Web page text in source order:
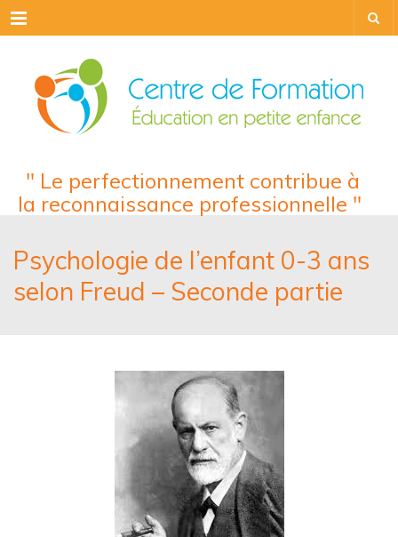
Menu
" Le perfectionnement contribue à
la reconnaissance professionnelle "
Psychologie de l’enfant 0-3 ans
selon Freud – Seconde partie